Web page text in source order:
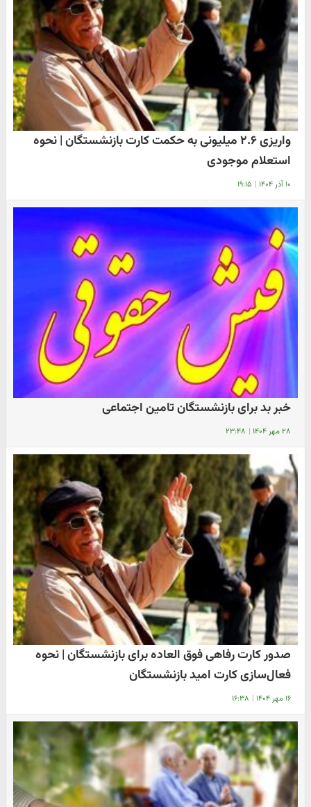
واریزی ۲.۶ میلیونی به حکمت کارت بازنشستگان | نحوه
استعلام موجودی
۱۰ آذر ۱۴۰۴ | ۱۹:۱۵
خبر بد برای بازنشستگان تامین اجتماعی
۲۸ مهر ۱۴۰۴ | ۲۳:۴۸
صدور کارت رفاهی فوق العاده برای بازنشستگان | نحوه
فعال‌سازی کارت امید بازنشستگان
۱۶ مهر ۱۴۰۴ | ۱۶:۳۸